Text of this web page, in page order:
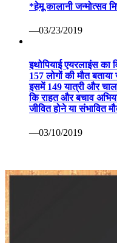
*हेमू कालानी जन्मोत्सव
—03/23/2019
इथोपियाई एयरलाइंस का
157 लोगों की मौत
इसमें 149 यात्री और
कि राहत और बचाव
जीवित होने या संभावित
—03/10/2019